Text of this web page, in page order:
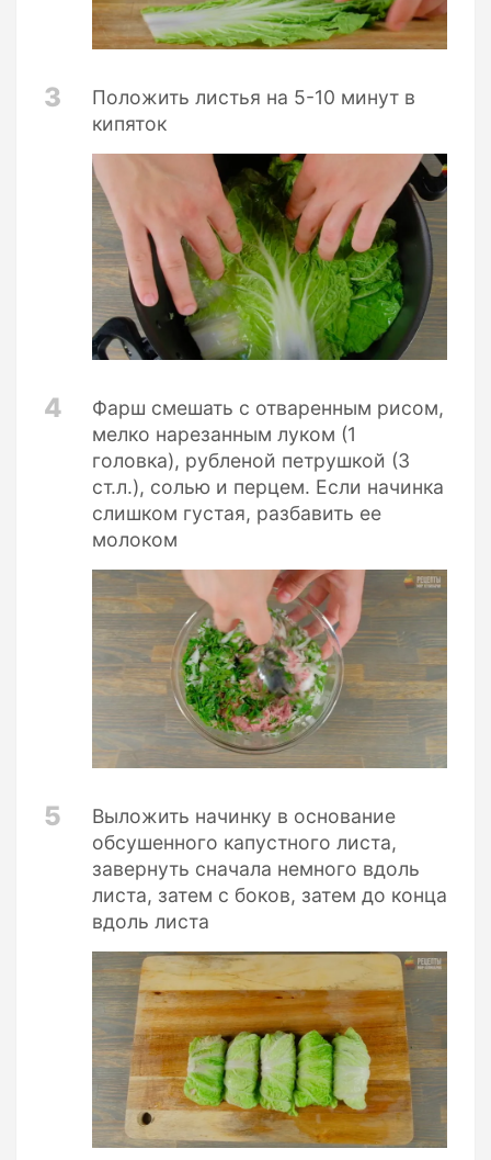
3
Положить листья на 5-10 минут в
кипяток
4
Фарш смешать с отваренным рисом,
мелко нарезанным луком (1
головка), рубленой петрушкой (3
ст.л.), солью и перцем. Если начинка
слишком густая, разбавить ее
молоком
5
Выложить начинку в основание
обсушенного капустного листа,
завернуть сначала немного вдоль
листа, затем с боков, затем до конца
вдоль листа